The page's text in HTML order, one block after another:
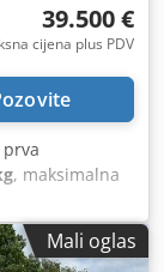
39.500 €
cijena plus PDV
prva
, maksimalna
dužina:
Mali oglas